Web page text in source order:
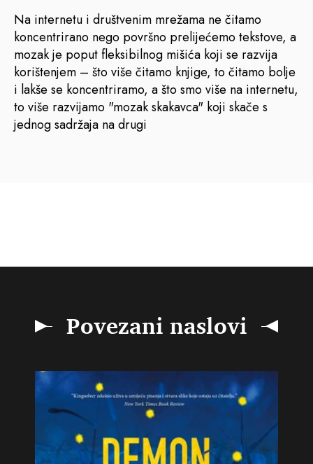
Na internetu i društvenim mrežama ne čitamo
koncentrirano nego površno prelijećemo tekstove, a
mozak je poput fleksibilnog mišića koji se razvija
korištenjem – što više čitamo knjige, to čitamo bolje
i lakše se koncentriramo, a što smo više na internetu,
to više razvijamo "mozak skakavca" koji skače s
jednog sadržaja na drugi
Povezani naslovi